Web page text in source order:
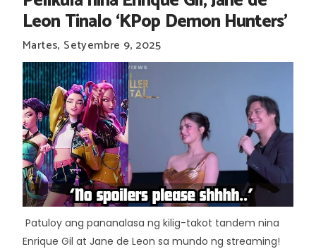
Leon Tinalo ‘KPop Demon Hunters’
Martes, Setyembre 9, 2025
Patuloy ang pananalasa ng kilig-takot tandem nina
Enrique Gil at Jane de Leon sa mundo ng streaming!